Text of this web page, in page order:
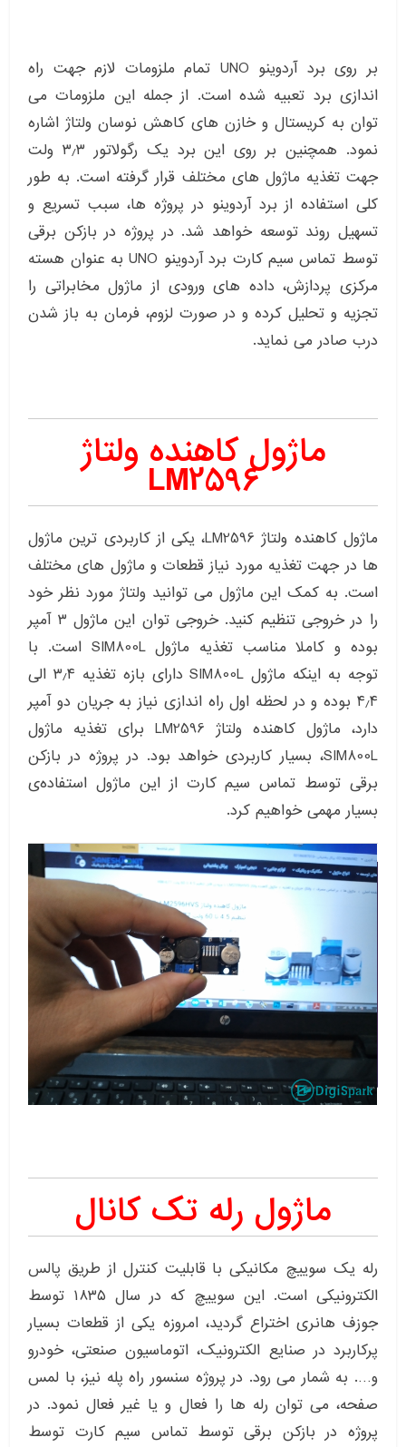
بر روی برد آردوینو UNO تمام ملزومات لازم جهت راه
اندازی برد تعبیه شده است. از جمله این ملزومات می
توان به کریستال و خازن های کاهش نوسان ولتاژ اشاره
نمود. همچنین بر روی این برد یک رگولاتور ۳٫۳ ولت
جهت تغذیه ماژول های مختلف قرار گرفته است. به طور
کلی استفاده از برد آردوینو در پروژه ها، سبب تسریع و
تسهیل روند توسعه خواهد شد. در پروژه در بازکن برقی
توسط تماس سیم کارت برد آردوینو UNO به عنوان هسته
مرکزی پردازش، داده های ورودی از ماژول مخابراتی را
تجزیه و تحلیل کرده و در صورت لزوم، فرمان به باز شدن
درب صادر می نماید.
ماژول کاهنده ولتاژ
LM2596
ماژول کاهنده ولتاژ LM2596، یکی از کاربردی ترین ماژول
ها در جهت تغذیه مورد نیاز قطعات و ماژول های مختلف
است. به کمک این ماژول می توانید ولتاژ مورد نظر خود
را در خروجی تنظیم کنید. خروجی توان این ماژول ۳ آمپر
بوده و کاملا مناسب تغذیه ماژول SIM800L است. با
توجه به اینکه ماژول SIM800L دارای بازه تغذیه ۳٫۴ الی
۴٫۴ بوده و در لحظه اول راه اندازی نیاز به جریان دو آمپر
دارد، ماژول کاهنده ولتاژ LM2596 برای تغذیه ماژول
SIM800L، بسیار کاربردی خواهد بود. در پروژه در بازکن
برقی توسط تماس سیم کارت از این ماژول استفاده‌ی
بسیار مهمی خواهیم کرد.
ماژول رله تک کانال
رله یک سوییچ مکانیکی با قابلیت کنترل از طریق پالس
الکترونیکی است. این سوییچ که در سال ۱۸۳۵ توسط
جوزف هانری اختراع گردید، امروزه یکی از قطعات بسیار
پرکاربرد در صنایع الکترونیک، اتوماسیون صنعتی، خودرو
و…. به شمار می رود. در پروژه سنسور راه پله نیز، با لمس
صفحه، می توان رله ها را فعال و یا غیر فعال نمود. در
پروژه در بازکن برقی توسط تماس سیم کارت توسط